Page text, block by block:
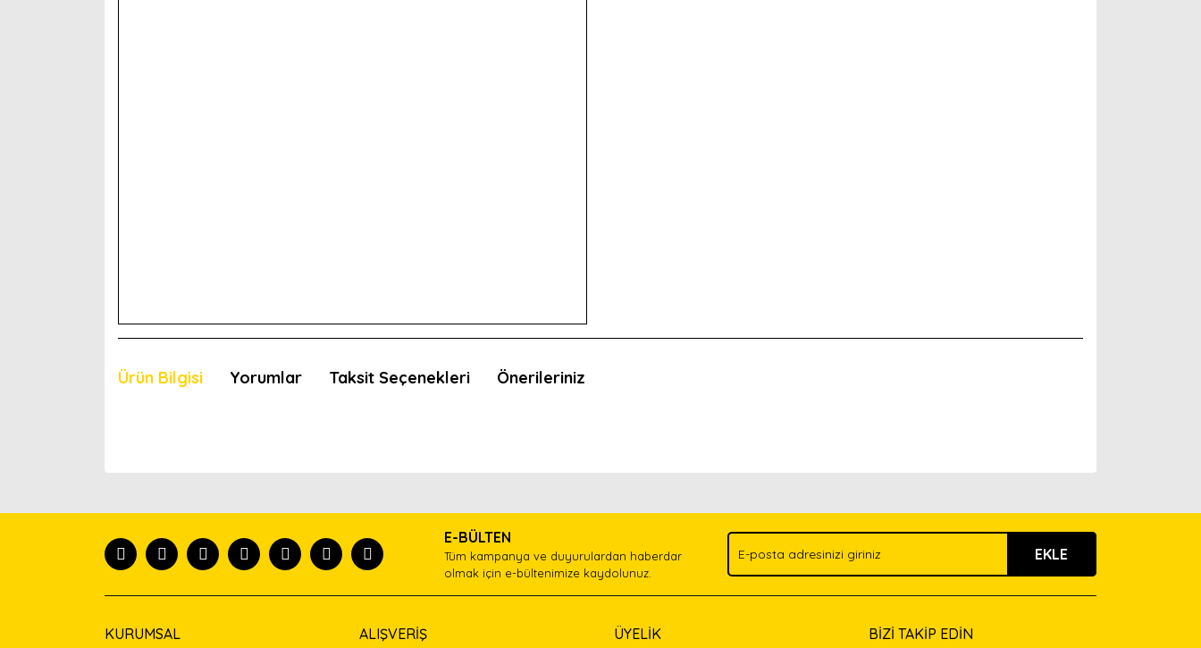
Ürün Bilgisi Yorumlar Taksit Seçenekleri Önerileriniz
Ürün açıklamasında eksik bilgiler bulunuyor.
Bu ürüne benzer farklı alternatifler olmalı.
E-BÜLTEN
Tüm kampanya ve duyurulardan haberdar
olmak için e-bültenimize kaydolunuz.
EKLE
KURUMSAL ALIŞVERİŞ ÜYELİK BİZİ TAKİP EDİN